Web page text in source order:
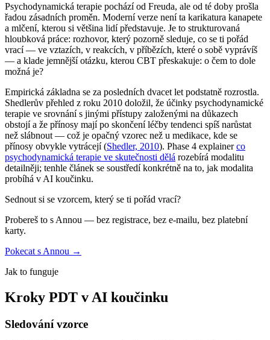
Psychodynamická terapie pochází od Freuda, ale od té doby prošla
řadou zásadních proměn. Moderní verze není ta karikatura kanapete
a mlčení, kterou si většina lidí představuje. Je to strukturovaná
hloubková práce: rozhovor, který pozorně sleduje, co se ti pořád
vrací — ve vztazích, v reakcích, v příbězích, které o sobě vyprávíš
— a klade jemnější otázku, kterou CBT přeskakuje: o čem to dole
možná je?
Empirická základna se za posledních dvacet let podstatně rozrostla.
Shedlerův přehled z roku 2010 doložil, že účinky psychodynamické
terapie ve srovnání s jinými přístupy založenými na důkazech
obstojí a že přínosy mají po skončení léčby tendenci spíš narůstat
než slábnout — což je opačný vzorec než u medikace, kde se
přínosy obvykle vytrácejí (Shedler, 2010). Phase 4 explainerco
psychodynamická terapie ve skutečnosti dělá rozebírá modalitu
detailněji; tenhle článek se soustředí konkrétně na to, jak modalita
probíhá v AI koučinku.
Sednout si se vzorcem, který se ti pořád vrací?
Probereš to s Annou — bez registrace, bez e-mailu, bez platební
karty.
Pokecat s Annou →
Jak to funguje
Kroky PDT v AI koučinku
Sledování vzorce